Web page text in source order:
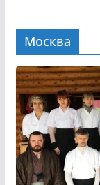
Москва